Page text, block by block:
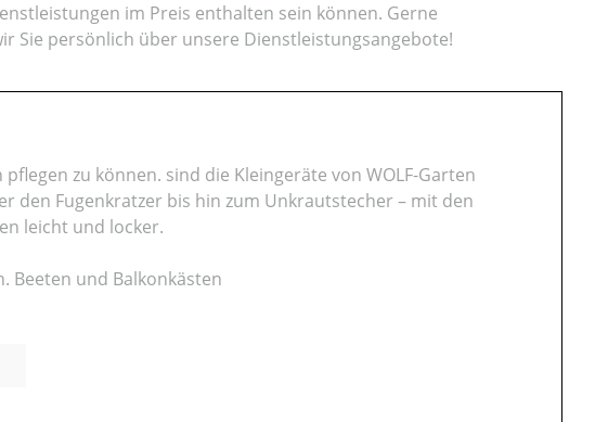
im Preis enthalten sein können. Gerne
Sie persönlich über unsere Dienstleistungsangebote!
zu können. sind die Kleingeräte von WOLF-Garten
den Fugenkratzer bis hin zum Unkrautstecher – mit den
leicht und locker.
Beeten und Balkonkästen